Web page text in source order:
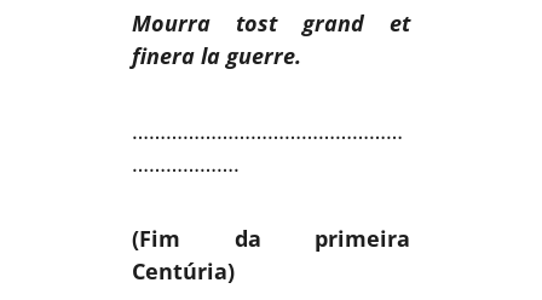
Mourra tost grand et
finera la guerre.
…………………………………………
……………….
(Fim da primeira
Centúria)